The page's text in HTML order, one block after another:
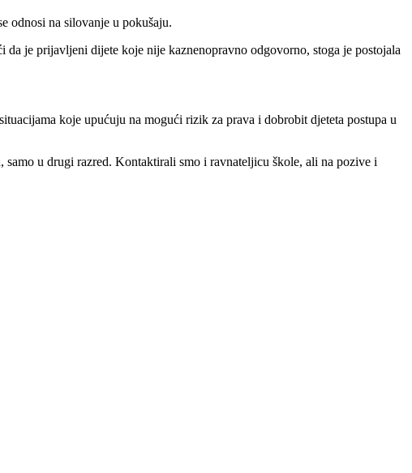
odnosi na silovanje u pokušaju.
je prijavljeni dijete koje nije kaznenopravno odgovorno, stoga je postojala
koje upućuju na mogući rizik za prava i dobrobit djeteta postupa u
u drugi razred. Kontaktirali smo i ravnateljicu škole, ali na pozive i